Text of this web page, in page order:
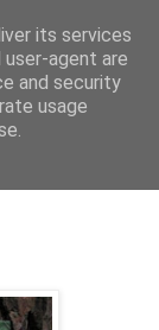
its services
user-agent are
and security
usage